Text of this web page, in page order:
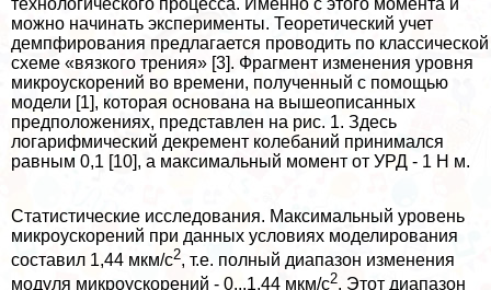
можно начинать эксперименты. Теоретический учет
демпфирования предлагается проводить по классической
схеме «вязкого трения» [3]. Фрагмент изменения уровня
микроускорений во времени, полученный с помощью
модели [1], которая основана на вышеописанных
предположениях, представлен на рис. 1. Здесь
логарифмический декремент колебаний принимался
равным 0,1 [10], а максимальный момент от УРД - 1 Н м.
Статистические исследования. Максимальный уровень
микроускорений при данных условиях моделирования
составил 1,44 мкм/с2, т.е. полный диапазон изменения
модуля микроускорений - 0...1,44 мкм/с2. Этот диапазон